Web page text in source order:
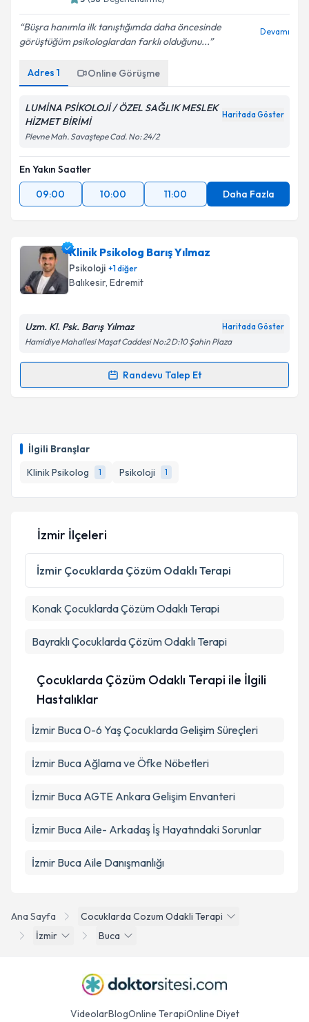
İlgili Branşlar
Klinik Psikolog
1 Psikoloji 1
Büşra hanımla ilk tanıştığımda daha öncesinde
görüştüğüm psikologlardan farklı olduğunu...
Devamı
Adres 1 Online Görüşme
LUMİNA PSİKOLOJİ / ÖZEL SAĞLIK MESLEK
HİZMET BİRİMİ
Haritada Göster
Plevne Mah. Savaştepe Cad. No: 24/2
En Yakın Saatler
09:00
10:00 11:00 Daha Fazla
Klinik Psikolog Barış Yılmaz
Psikoloji +1diğer
Balıkesir, Edremit
Uzm. Kl. Psk. Barış Yılmaz Haritada Göster
Hamidiye Mahallesi Maşat Caddesi No:2 D:10 Şahin Plaza
Randevu Talep Et
Randevu Takvimi Talebi
için bir takvim hazırlandığında e-posta ile
bilgilendireceğiz.
E-posta Adresiniz
Kişisel verilerimin işlenmesine ilişkin
Aydınlatma
Metni'ni okudum ve kişisel verilerimin belirtilen
Takvim Talebini Gönder
Ana Sayfa
Cocuklarda Cozum Odakli Terapi
İzmir
Buca
İzmir İlçeleri
İzmir Çocuklarda Çözüm Odaklı Terapi
Konak Çocuklarda Çözüm Odaklı Terapi
BayraklıÇocuklarda Çözüm Odaklı Terapi
Çocuklarda Çözüm Odaklı Terapi ile İlgili
Hastalıklar
İzmir Buca 0-6 Yaş Çocuklarda Gelişim Süreçleri
İzmir Buca Ağlama ve Öfke Nöbetleri
İzmir Buca AGTE Ankara Gelişim Envanteri
İzmir Buca Aile- Arkadaş İş Hayatındaki Sorunlar
İzmir Buca Aile Danışmanlığı
VideolarBlogOnline TerapiOnline Diyet